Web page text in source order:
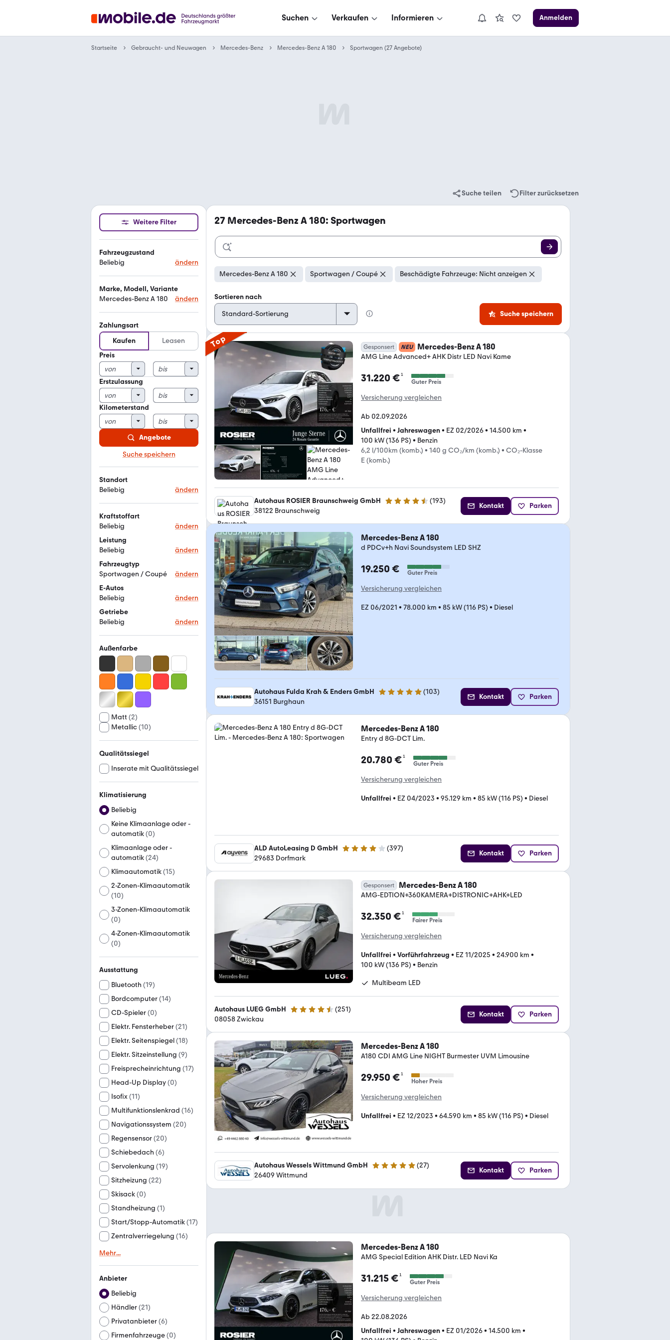
Suchen Verkaufen Informieren Anmelden
Startseite Gebraucht- und Neuwagen Mercedes-Benz Mercedes-Benz A 180 Sportwagen (27 Angebote)
Suche teilen Filter zurücksetzen
Weitere Filter
Fahrzeugzustand
Beliebig
ändern
Marke, Modell, Variante
Mercedes-Benz A 180
ändern
Zahlungsart
Kaufen
Leasen
Preis
Erstzulassung
Kilometerstand
Angebote
Suche speichern
Standort
Beliebig
ändern
Kraftstoffart
Beliebig
ändern
Leistung
Beliebig
ändern
Fahrzeugtyp
Sportwagen / Coupé
ändern
E-Autos
Beliebig
ändern
Getriebe
Beliebig
ändern
Außenfarbe
Matt (2)
Metallic(10)
Qualitätssiegel
Inserate mit Qualitätssiegel
Klimatisierung
Beliebig
Keine Klimaanlage oder -
automatik(0)
Klimaanlage oder -
automatik(24)
Klimaautomatik(15)
2-Zonen-Klimaautomatik
(10)
3-Zonen-Klimaautomatik
(0)
4-Zonen-Klimaautomatik
(0)
Ausstattung
Bluetooth (19)
Bordcomputer(14)
CD-Spieler(0)
Elektr. Fensterheber(21)
Elektr. Seitenspiegel(18)
Elektr. Sitzeinstellung (9)
Freisprecheinrichtung (17)
Head-Up Display(0)
Isofix(11)
Multifunktionslenkrad (16)
Navigationssystem (20)
Regensensor(20)
Schiebedach (6)
Servolenkung (19)
Sitzheizung (22)
Skisack(0)
Standheizung (1)
Start/Stopp-Automatik(17)
Zentralverriegelung (16)
Mehr...
Anbieter
Beliebig
Händler(21)
Privatanbieter(6)
Firmenfahrzeuge(0)
27 Mercedes-Benz A 180: Sportwagen
Mercedes-Benz A 180 Sportwagen / Coupé Beschädigte Fahrzeuge: Nicht anzeigen
Sortieren nach
Suche speichern
Top Gesponsert NEU Mercedes-Benz A 180
AMG Line Advanced+ AHK Distr LED Navi Kame
31.220 €¹
Guter Preis
Versicherung vergleichen
Ab 02.09.2026
Unfallfrei • Jahreswagen• EZ 02/2026• 14.500 km •
100 kW (136 PS) • Benzin
6,2 l/100km (komb.) • 140 g CO₂/km (komb.) • CO₂-Klasse
E (komb.)
Autohaus ROSIER Braunschweig GmbH 4.6 Sterne (193)
38122 Braunschweig
Kontakt Parken
Mercedes-Benz A 180
d PDCv+h Navi Soundsystem LED SHZ
19.250 € Guter Preis
Versicherung vergleichen
EZ 06/2021 • 78.000 km • 85 kW (116 PS) • Diesel
Autohaus Fulda Krah & Enders GmbH 5 Sterne (103)
36151 Burghaun
Kontakt Parken
Mercedes-Benz A 180
Entry d 8G-DCT Lim.
20.780 €¹
Guter Preis
Versicherung vergleichen
Unfallfrei • EZ 04/2023 • 95.129 km • 85 kW (116 PS) • Diesel
ALD AutoLeasing D GmbH 3.8 Sterne (397)
29683 Dorfmark
Kontakt Parken
Gesponsert Mercedes-Benz A 180
AMG-EDTION+360KAMERA+DISTRONIC+AHK+LED
32.350 €¹
Fairer Preis
Versicherung vergleichen
Unfallfrei • Vorführfahrzeug • EZ 11/2025 • 24.900 km •
100 kW (136 PS) • Benzin
Multibeam LED
Autohaus LUEG GmbH 4.3 Sterne (251)
08058 Zwickau
Kontakt Parken
Mercedes-Benz A 180
A180 CDI AMG Line NIGHT Burmester UVM Limousine
29.950 €¹
Hoher Preis
Versicherung vergleichen
Unfallfrei • EZ 12/2023 • 64.590 km • 85 kW (116 PS) • Diesel
Autohaus Wessels Wittmund GmbH 5 Sterne (27)
26409 Wittmund
Kontakt Parken
Mercedes-Benz A 180
AMG Special Edition AHK Distr. LED Navi Ka
31.215 €¹
Guter Preis
Versicherung vergleichen
Ab 22.08.2026
Unfallfrei • Jahreswagen• EZ 01/2026• 14.500 km •